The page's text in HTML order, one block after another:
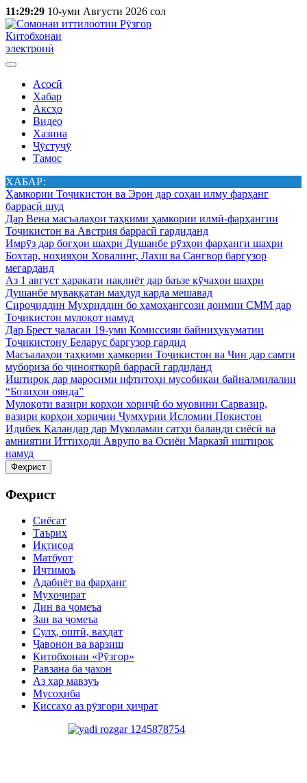
11:29:29 10-уми Августи 2026 сол
Китобхонаи
электронӣ
Асосӣ
Хабар
Аксҳо
Видео
Хазина
Ҷӯстуҷӯ
Тамос
ХАБАР:
Ҳамкории Тоҷикистон ва Эрон дар соҳаи илму фарҳанг
баррасӣ шуд
Дар Вена масъалаҳои таҳкими ҳамкории илмӣ-фарҳангии
Тоҷикистон ва Австрия баррасӣ гардиданд
Имрӯз дар боғҳои шаҳри Душанбе рӯзҳои фарҳанги шаҳри
Бохтар, ноҳияҳои Ховалинг, Лахш ва Сангвор баргузор
мегарданд
Аз 1 август ҳаракати нақлиёт дар баъзе кӯчаҳои шаҳри
Душанбе муваққатан маҳдуд карда мешавад
Сироҷиддин Муҳриддин бо ҳамоҳангсози доимии СММ дар
Тоҷикистон мулоқот намуд
Дар Брест ҷаласаи 19-уми Комиссияи байниҳукуматии
Тоҷикистону Беларус баргузор гардид
Масъалаҳои таҳкими ҳамкории Тоҷикистон ва Чин дар самти
мубориза бо ҷинояткорӣ баррасӣ гардиданд
Иштирок дар маросими ифтитоҳи мусобиқаи байналмилалии
“Бозиҳои оянда”
Мулоқоти вазири корҳои хориҷӣ бо муовини Сарвазир,
вазири корҳои хориҷии Ҷумҳурии Исломии Покистон
Идибек Қаландар дар Муколамаи сатҳи баланди сиёсӣ ва
амниятии Иттиҳоди Аврупо ва Осиёи Марказӣ иштирок
намуд
Феҳрист
Феҳрист
Сиёсат
Таърих
Иқтисод
Матбуот
Иҷтимоъ
Адабиёт ва фарҳанг
Муҳоҷират
Дин ва ҷомеъа
Зан ва ҷомеъа
Сулҳ, оштӣ, ваҳдат
Ҷавонон ва варзиш
Китобхонаи «Рӯзгор»
Равзана ба ҷахон
Аз ҳар мавзуъ
Мусоҳиба
Қиссаҳо аз рӯзгори ҳиҷрат